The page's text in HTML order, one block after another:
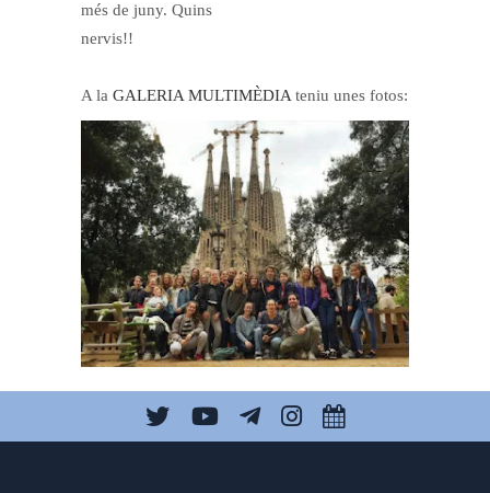
més de juny. Quins
nervis!!
A la GALERIA MULTIMÈDIA teniu unes fotos:
Tags: Alemany,ESO3,Intercanvis,
Sortides